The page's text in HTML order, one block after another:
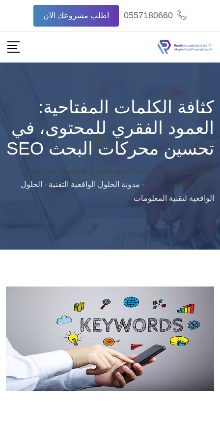
content
0557180660 اطلب مشروعك الآن
كثافة الكلمات المفتاحية:
العمود الفقري للمحتوى، في
تحسين محركات البحث SEO
كثافة الكلمات المفتاحية: العمود الفقري للمحتوى، في تحسين
محركات البحث SEO
- مدونة الحلول الواقعية التقنية - الحلول
الواقعية لتقنية المعلومات